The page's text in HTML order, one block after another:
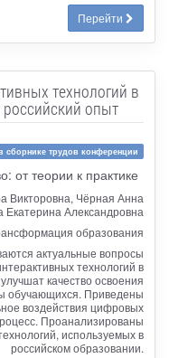
Перейти
технологий в
опыт
сборнике трудов конференции
от теории к практике
Викторовна, Чёрная Анна
Екатерина Александровна
образования
актуальные вопросы
технологий в
качество освоения
обучающихся. Приведены
воздействия цифровых
Проанализированы
используемых в
российском образовании.